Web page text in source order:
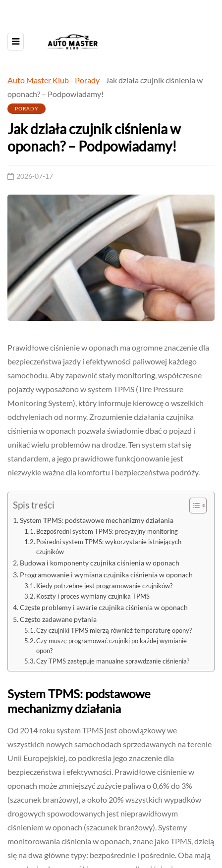
Auto Master Klub- Porady- Jak działa czujnik ciśnienia w
oponach? – Podpowiadamy!
PORADY
Jak działa czujnik ciśnienia w
oponach? – Podpowiadamy!
2026-07-17
Prawidłowe ciśnienie w oponach ma ogromne znaczenie dla
bezpieczeństwa jazdy i efektywności paliwowej każdego
samochodu. Aby zapewnić stały monitoring, współczesne
pojazdy wyposażono w system TPMS (Tire Pressure
Monitoring System), który informuje kierowcę o wszelkich
odchyleniach od normy. Zrozumienie działania czujnika
ciśnienia w oponach pozwala świadomie dbać o pojazd i
unikać wielu problemów na drodze. Ten system stał się
standardem, a jego prawidłowe funkcjonowanie jest
niezwykle ważne dla komfortu i bezpieczeństwa podróży.
Spis treści
System TPMS: podstawowe mechanizmy działania
Bezpośredni system TPMS: precyzyjny monitoring
Pośredni system TPMS: wykorzystanie istniejących
czujników
Budowa i komponenty czujnika ciśnienia w oponach
Programowanie i wymiana czujnika ciśnienia w oponach
Kiedy potrzebne jest programowanie czujników?
Koszty i proces wymiany czujnika TPMS
Częste problemy i awarie czujnika ciśnienia w oponach
Często zadawane pytania
Czy czujniki TPMS mierzą również temperaturę opony?
Czy muszę programować czujniki po każdej wymianie
opon?
Czy TPMS zastępuje manualne sprawdzanie ciśnienia?
System TPMS: podstawowe
mechanizmy działania
Od 2014 roku system TPMS jest obowiązkowy we
wszystkich nowych samochodach sprzedawanych na terenie
Unii Europejskiej, co podkreśla jego znaczenie dla
bezpieczeństwa i efektywności. Prawidłowe ciśnienie w
oponach może zmniejszyć zużycie paliwa o 0,6% do 3%
(szacunek branżowy), a około 20% wszystkich wypadków
drogowych spowodowanych jest nieprawidłowym
ciśnieniem w oponach (szacunek branżowy). Systemy
monitorowania ciśnienia w oponach, znane jako TPMS, dzielą
się na dwa główne typy: bezpośrednie i pośrednie. Oba mają